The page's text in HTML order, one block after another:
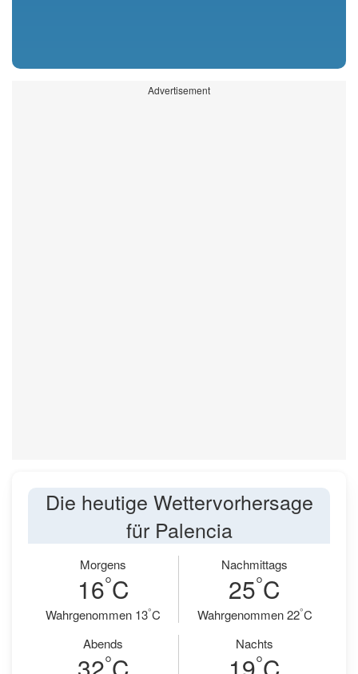
Advertisement
Die heutige Wettervorhersage
für Palencia
Morgens
16°C
Wahrgenommen 13°C
Nachmittags
25°C
Wahrgenommen 22°C
Abends
°
Nachts
°